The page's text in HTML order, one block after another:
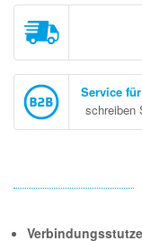
Service
schreiben